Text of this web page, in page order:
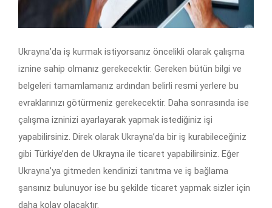
Ukrayna’da iş kurmak istiyorsanız öncelikli olarak çalışma
iznine sahip olmanız gerekecektir. Gereken bütün bilgi ve
belgeleri tamamlamanız ardından belirli resmi yerlere bu
evraklarınızı götürmeniz gerekecektir. Daha sonrasında ise
çalışma izninizi ayarlayarak yapmak istediğiniz işi
yapabilirsiniz. Direk olarak Ukrayna’da bir iş kurabileceğiniz
gibi Türkiye’den de Ukrayna ile ticaret yapabilirsiniz. Eğer
Ukrayna’ya gitmeden kendinizi tanıtma ve iş bağlama
şansınız bulunuyor ise bu şekilde ticaret yapmak sizler için
daha kolay olacaktır.